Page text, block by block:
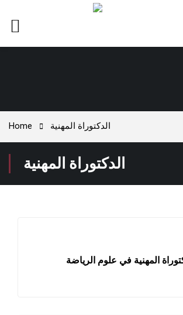
Home الدكتوراة المهنية
الدكتوراة المهنية
المهنية في علوم الرياضة